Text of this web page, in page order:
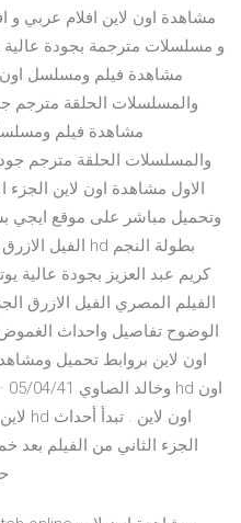
والمسلسلات الحلقة مترجم
والمسلسلات الحلقة مترجم
الاول مشاهدة اون لاين
وتحميل مباشر على موقع ايجي
كريم عبد العزيز بجودة عالية
الفيلم المصري الفيل الازرق
اون لاين بروابط تحميل
الجزء الثاني من الفيلم